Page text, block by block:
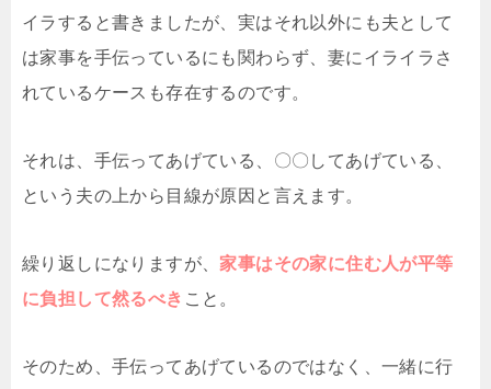
イラすると書きましたが、実はそれ以外にも夫として
は家事を手伝っているにも関わらず、妻にイライラさ
れているケースも存在するのです。
それは、手伝ってあげている、〇〇してあげている、
という夫の上から目線が原因と言えます。
繰り返しになりますが、 家事はその家に住む人が平等
に負担して然るべき こと。
そのため、手伝ってあげているのではなく、一緒に行